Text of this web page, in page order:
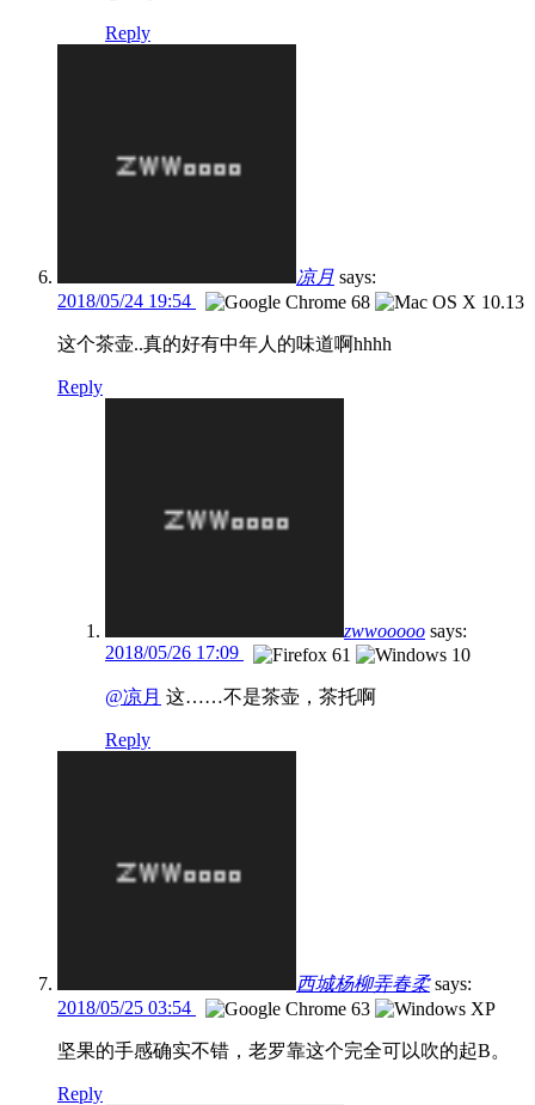
Reply
凉月 says:
2018/05/24 19:54
这个茶壶..真的好有中年人的味道啊hhhh
Reply
zwwooooo says:
2018/05/26 17:09
@凉月 这……不是茶壶，茶托啊
Reply
西城杨柳弄春柔 says:
2018/05/25 03:54
坚果的手感确实不错，老罗靠这个完全可以吹的起B。
Reply